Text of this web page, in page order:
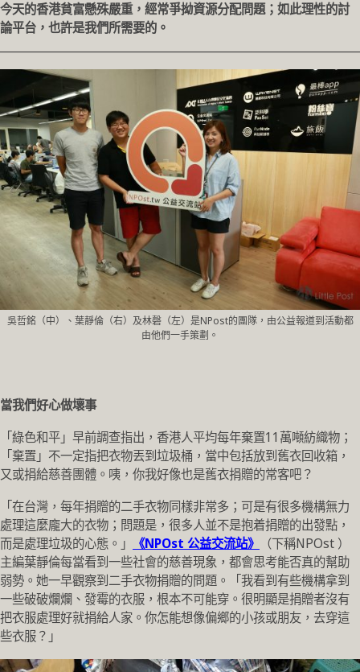
今天的香港貧富懸殊嚴重，經常爭拗資源分配問題；如此理性的討
論平台，也許是我們所需要的。
吳哲銘（中）、葉靜倫（右）及林磬（左）是NPost的團隊，由公益報道到活動都
由他們一手策劃。
當我們好心做壞事
「綠色和平」早前調查指出，香港人平均每年棄置11萬噸紡織物；
「棄置」不一定指把衣物丟到垃圾桶，當中包括放到舊衣回收箱，
又或捐給慈善團體。咦，你我好像也是舊衣捐贈的常客吧？
「在台灣，每年捐贈的二手衣物同樣非常多；可是有很多機構無力
處理這麼龐大的衣物；問題是，很多人並不是抱着捐贈的出發點，
而是處理垃圾的心態。」
《NPOst 公益交流站》
（下稱NPOst ）
主編葉靜倫每當看到一些社會的慈善現象，都會思考能否真的幫助
弱勢。她一早觀察到二手衣物捐贈的問題。「我看到有些機構拿到
一些破破爛爛、發霉的衣服，根本不可能穿。很明顯是捐贈者沒有
把衣服處理好就捐給人家。你怎能想像偏鄉的小孩或朋友，去穿這
些衣服？」